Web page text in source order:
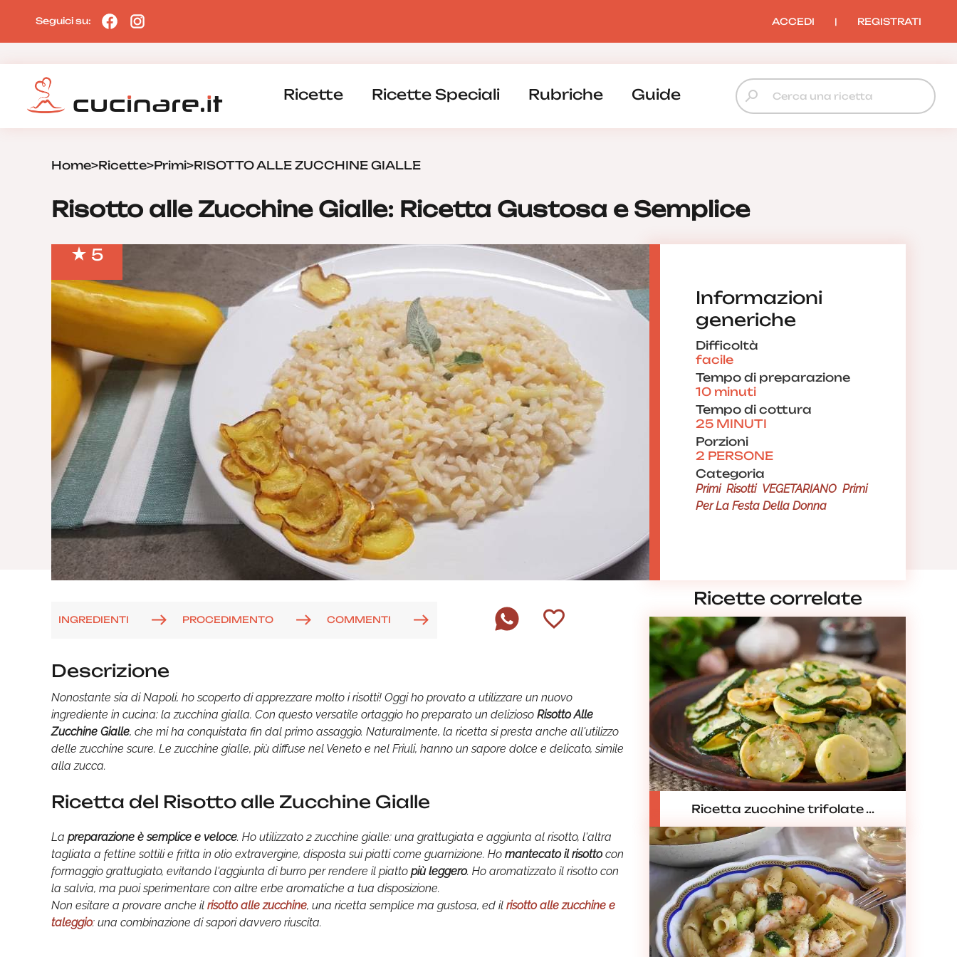
Seguici su: ACCEDI | REGISTRATI
Ricette Ricette Speciali Rubriche Guide
Home>Ricette>Primi>RISOTTO ALLE ZUCCHINE GIALLE
Risotto alle Zucchine Gialle: Ricetta Gustosa e Semplice
5
Informazioni
generiche
Difficoltà
facile
Tempo di preparazione
10 minuti
Tempo di cottura
25 MINUTI
Porzioni
2 PERSONE
Categoria
Primi Risotti VEGETARIANO Primi
Per La Festa Della Donna
INGREDIENTI PROCEDIMENTO COMMENTI
Descrizione
Nonostante sia di Napoli, ho scoperto di apprezzare molto i risotti! Oggi ho provato a utilizzare un nuovo
ingrediente in cucina: la zucchina gialla. Con questo versatile ortaggio ho preparato un delizioso Risotto Alle
Zucchine Gialle, che mi ha conquistata fin dal primo assaggio. Naturalmente, la ricetta si presta anche all'utilizzo
delle zucchine scure. Le zucchine gialle, più diffuse nel Veneto e nel Friuli, hanno un sapore dolce e delicato, simile
alla zucca.
Ricetta del Risotto alle Zucchine Gialle
La preparazione è semplice e veloce. Ho utilizzato 2 zucchine gialle: una grattugiata e aggiunta al risotto, l'altra
tagliata a fettine sottili e fritta in olio extravergine, disposta sui piatti come guarnizione. Ho mantecato il risottocon
formaggio grattugiato, evitando l'aggiunta di burro per rendere il piatto più leggero. Ho aromatizzato il risotto con
la salvia, ma puoi sperimentare con altre erbe aromatiche a tua disposizione.
Non esitare a provare anche il risotto alle zucchine, una ricetta semplice ma gustosa, ed il risotto alle zucchine e
taleggio: una combinazione di sapori davvero riuscita.
Ricette correlate
Ricetta zucchine trifolate ...